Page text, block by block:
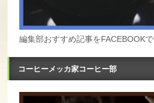
編集部おすすめ記事をFACEBOOK
コーヒーメッカ家コーヒー部